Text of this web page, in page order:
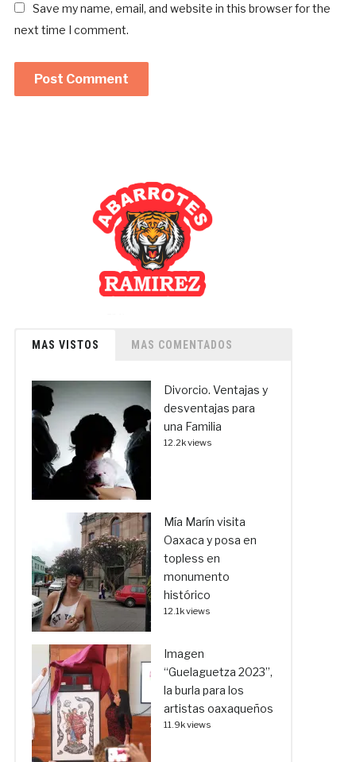
Save my name, email, and website in this browser for the
next time I comment.
MAS VISTOS MAS COMENTADOS
Divorcio. Ventajas y
desventajas para
una Familia
12.2k views
Mía Marín visita
Oaxaca y posa en
topless en
monumento
histórico
12.1k views
Imagen
“Guelaguetza 2023”,
la burla para los
artistas oaxaqueños
11.9k views